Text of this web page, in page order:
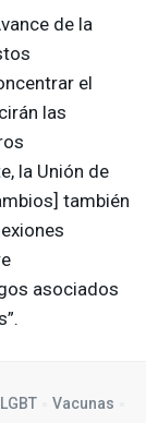
de la
el
las
la Unión de
también
asociados
LGBT
Vacunas